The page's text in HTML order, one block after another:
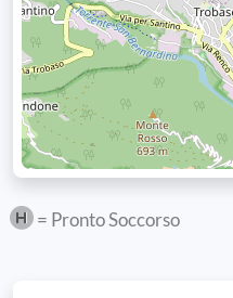
= Pronto Soccorso